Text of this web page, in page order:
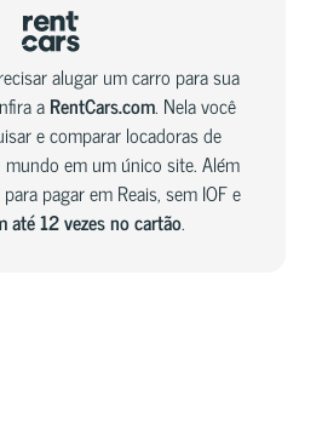
alugar um carro para sua
aRentCars.com. Nela você
e comparar locadoras de
em um único site. Além
pagar em Reais, sem IOF e
até 12 vezes no cartão.